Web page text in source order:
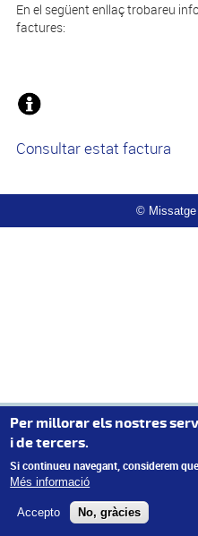
En el següent enllaç trobareu
factures:
Consultar estat factura
© Missatge
Per millorar els nostres
i de tercers.
Si continueu navegant, considerem
Més informació
Accepto No, gràcies